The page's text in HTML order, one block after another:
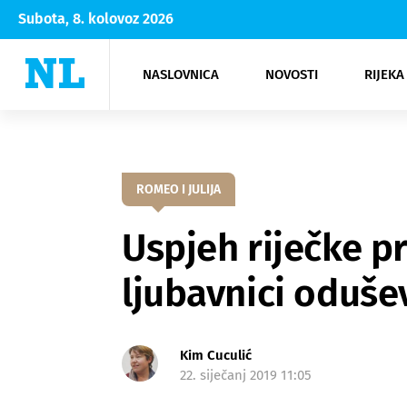
Subota, 8. kolovoz 2026
NASLOVNICA NOVOSTI
Rijeka Opatija
NK
Moda
Kultura
ROMEO I JULIJA
Uspjeh riječke
ljubavnici
Kim Cuculić
22. siječanj 2019 11:05